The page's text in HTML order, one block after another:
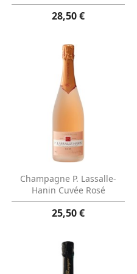
28,50 €
Aperçu rapide
Champagne P. Lassalle-
Hanin Cuvée Rosé
25,50 €